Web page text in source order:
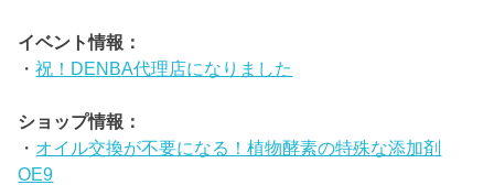
イベント情報：
・祝！DENBA代理店になりました
ショップ情報：
・ オイル交換が不要になる！植物酵素の特殊な添加剤
OE9